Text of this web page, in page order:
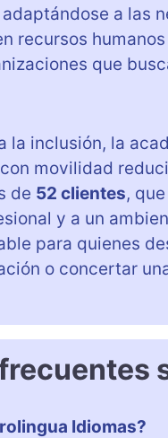
a las
recursos
que
la inclusión, la
movilidad
de 52 clientes,
y a un
para quienes
o concertar
Idiomas?